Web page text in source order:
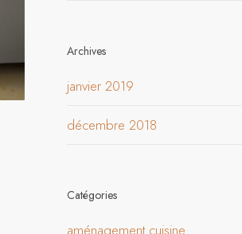
Archives
janvier 2019
décembre 2018
Catégories
aménagement cuisine